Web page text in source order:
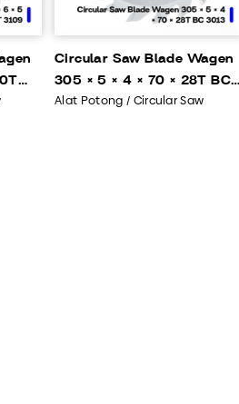
Circular Saw Blade Wagen
305 × 5 × 4 × 70 × 28T BC
3013
Alat Potong / Circular Saw